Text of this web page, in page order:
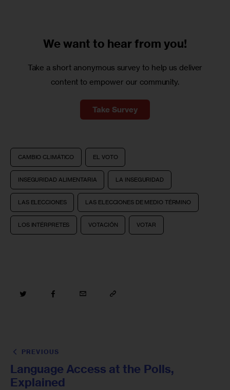
We want to hear from you!
Take a short anonymous survey to help us deliver
content to empower our community.
Take Survey
CAMBIO CLIMÁTICO EL VOTO
INSEGURIDAD ALIMENTARIA LA INSEGURIDAD
LAS ELECCIONES LAS ELECCIONES DE MEDIO TÉRMINO
LOS INTÉRPRETES VOTACIÓN VOTAR
PREVIOUS
Language Access at the Polls,
Explained